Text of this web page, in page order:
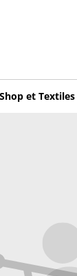
et Textiles